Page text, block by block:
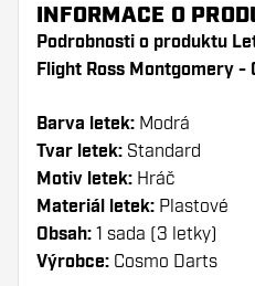
INFORMACE O
Podrobnosti o produktu
Flight Ross Montgomery -
Barva letek: Modrá
Tvar letek: Standard
Motiv letek: Hráč
Materiál letek: Plastové
Obsah: 1 sada (3 letky)
Výrobce: Cosmo Darts